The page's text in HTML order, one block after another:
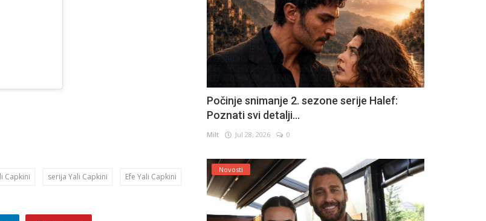
Capkini serija Yali Capkini Efe Yali Capkini
Počinje snimanje 2. sezone serije Halef:
Poznati svi detalji...
Milt Jul 28, 2026 0
Novosti